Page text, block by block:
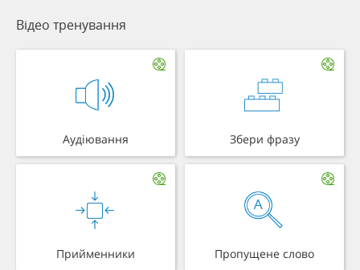
Відео тренування
Аудіювання Збери фразу
Прийменники Пропущене слово